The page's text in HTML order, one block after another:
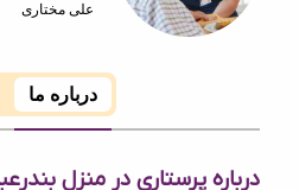
علی مختاری
محصولات
پرستاری در منزل بندرعباس